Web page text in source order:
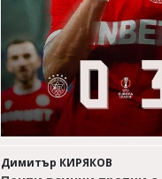
Димитър КИРЯКОВ